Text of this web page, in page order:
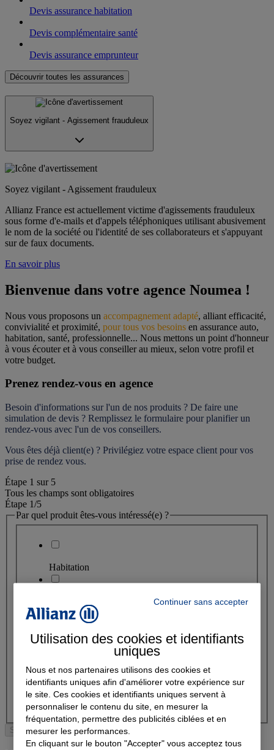
Devis assurance habitation
Devis complémentaire santé
Devis assurance emprunteur
Découvrir toutes les assurances
Soyez vigilant - Agissement frauduleux
Soyez vigilant - Agissement frauduleux
Allianz France est actuellement victime d'agissements frauduleux
sous forme d'e-mails et d'appels téléphoniques utilisant abusivement
le nom de la société ou l'identité de ses collaborateurs et s'appuyant
sur de faux documents.
En savoir plus
Bienvenue dans votre agence Noumea !
Nous vous proposons un accompagnement adapté, alliant efficacité,
convivialité et proximité, pour tous vos besoins en assurance auto,
habitation, santé, professionnelle... Nous mettons un point d'honneur
à vous écouter et à vous conseiller au mieux, selon votre profil et
votre budget.
Prenez rendez-vous en agence
Besoin d'informations sur l'un de nos produits ? De faire une
simulation de devis ? Remplissez le formulaire pour planifier un
rendez-vous avec l'un de vos conseillers.
Vous êtes déjà client(e) ? Privilégiez votre espace client pour vos
prise de rendez vous.
Étape 1 sur 5
Tous les champs sont obligatoires
Étape 1/5
Par quel produit êtes-vous intéressé(e) ?
Habitation
Santé
Prévoyance
Autre
Suivant
Continuer sans accepter
Utilisation des cookies et identifiants
uniques
Nous et nos partenaires utilisons des cookies et
identifiants uniques afin d'améliorer votre expérience sur
le site. Ces cookies et identifiants uniques servent à
personnaliser le contenu du site, en mesurer la
fréquentation, permettre des publicités ciblées et en
mesurer les performances.
En cliquant sur le bouton "Accepter" vous acceptez tous